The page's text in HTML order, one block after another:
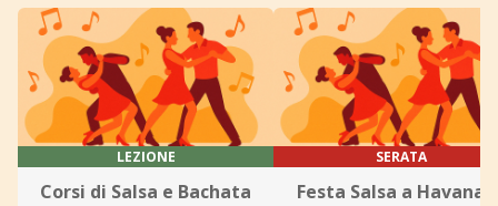
LEZIONE
Corsi di Salsa e Bachata
SERATA
Festa Salsa a Havana